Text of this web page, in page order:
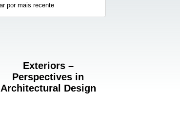
Exteriors –
Perspectives in
Architectural Design